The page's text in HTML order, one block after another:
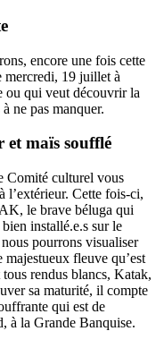
encore une fois cette
mercredi, 19 juillet à
ou qui veut découvrir la
ne pas manquer.
maïs soufflé
Comité culturel vous
l’extérieur. Cette fois-ci,
le brave béluga qui
installé.e.s sur le
pourrons visualiser
fleuve qu’est
rendus blancs, Katak,
sa maturité, il compte
qui est de
à la Grande Banquise.